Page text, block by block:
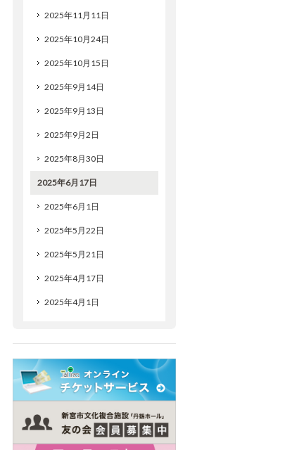
2025年11月11日
2025年10月24日
2025年10月15日
2025年9月14日
2025年9月13日
2025年9月2日
2025年8月30日
2025年6月17日
2025年6月1日
2025年5月22日
2025年5月21日
2025年4月17日
2025年4月1日